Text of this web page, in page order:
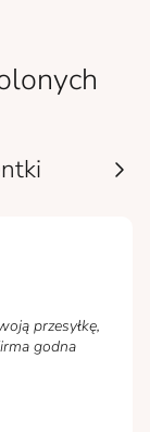
przesyłkę,
godna